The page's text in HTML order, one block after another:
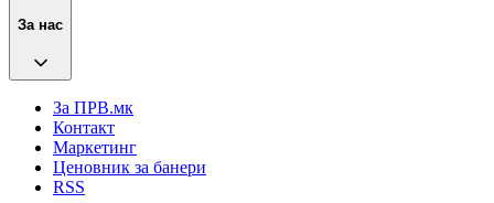
За нас
За ПРВ.мк
Контакт
Маркетинг
Ценовник за банери
RSS